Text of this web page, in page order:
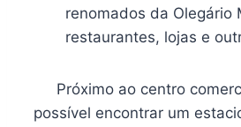
renomados da Olegário
restaurantes, lojas e
Próximo ao centro
possível encontrar um